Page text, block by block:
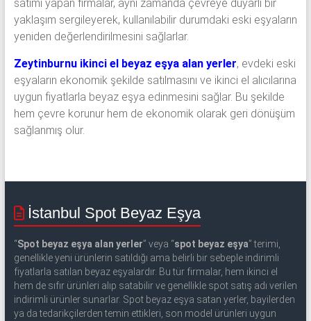
satımı yapan firmalar, aynı zamanda çevreye duyarlı bir
yaklaşım sergileyerek, kullanılabilir durumdaki eski eşyaların
yeniden değerlendirilmesini sağlarlar.
Zeytinburnu ikinci el beyaz eşya alan yerler, evdeki eski
eşyaların ekonomik şekilde satılmasını ve ikinci el alıcılarına
uygun fiyatlarla beyaz eşya edinmesini sağlar. Bu şekilde
hem çevre korunur hem de ekonomik olarak geri dönüşüm
sağlanmış olur.
İstanbul Spot Beyaz Eşya
“Spot beyaz eşya alan yerler” veya “spot beyaz eşya” terimi,
genellikle yeni ürünlerin satıldığı ama belirli bir sebeple indirimli
fiyatlarla satılan beyaz eşyalardır. Bu tür firmalar, hem ikinci el
hem de sıfır ürünleri alıp satabilir ve genellikle spot satış adı verilen
indirimli ürünler sunarlar. Spot beyaz eşya satan yerler, bayilerden
ya da tedarikçilerden temin ettikleri, son model ürünleri uygun